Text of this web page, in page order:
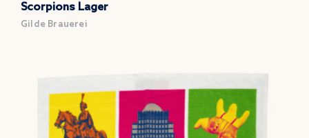
Scorpions Lager
Gilde Brauerei